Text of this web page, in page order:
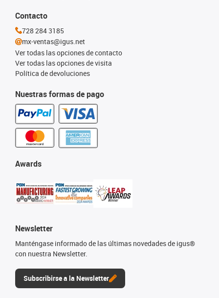
Nuestras formas de pago
Awards
Newsletter
Manténgase informado de las últimas novedades de igus®
con nuestra Newsletter.
Subscribirse a la Newsletter
Contacto
728 284 3185
mx-ventas@igus.net
Ver todas las opciones de contacto
Ver todas las opciones de visita
Política de devoluciones